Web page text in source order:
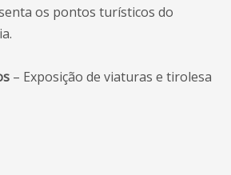
os pontos turísticos do
– Exposição de viaturas e tirolesa